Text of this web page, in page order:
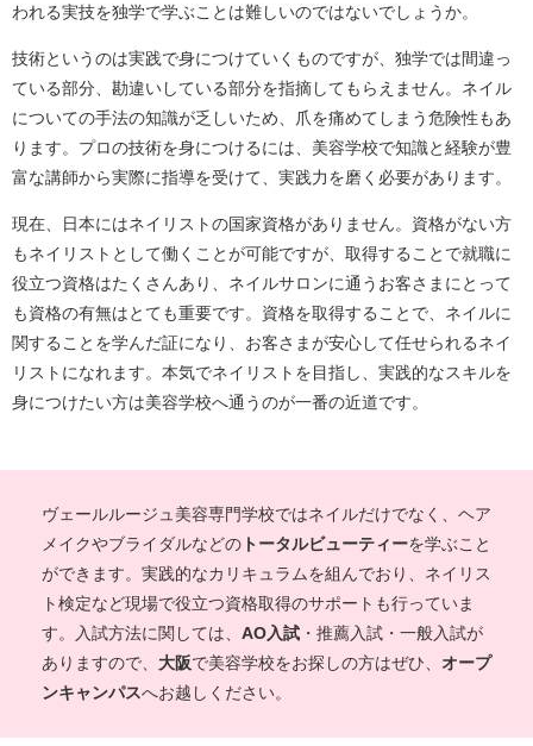
われる実技を独学で学ぶことは難しいのではないでしょうか。
技術というのは実践で身につけていくものですが、独学では間違っ
ている部分、勘違いしている部分を指摘してもらえません。ネイル
についての手法の知識が乏しいため、爪を痛めてしまう危険性もあ
ります。プロの技術を身につけるには、美容学校で知識と経験が豊
富な講師から実際に指導を受けて、実践力を磨く必要があります。
現在、日本にはネイリストの国家資格がありません。資格がない方
もネイリストとして働くことが可能ですが、取得することで就職に
役立つ資格はたくさんあり、ネイルサロンに通うお客さまにとって
も資格の有無はとても重要です。資格を取得することで、ネイルに
関することを学んだ証になり、お客さまが安心して任せられるネイ
リストになれます。本気でネイリストを目指し、実践的なスキルを
身につけたい方は美容学校へ通うのが一番の近道です。
ヴェールルージュ美容専門学校ではネイルだけでなく、ヘア
メイクやブライダルなどの トータルビューティーを学ぶこと
ができます。実践的なカリキュラムを組んでおり、ネイリス
ト検定など現場で役立つ資格取得のサポートも行っていま
す。入試方法に関しては、 AO入試 ・推薦入試・一般入試が
ありますので、 大阪で美容学校をお探しの方はぜひ、 オープ
ンキャンパスへお越しください。